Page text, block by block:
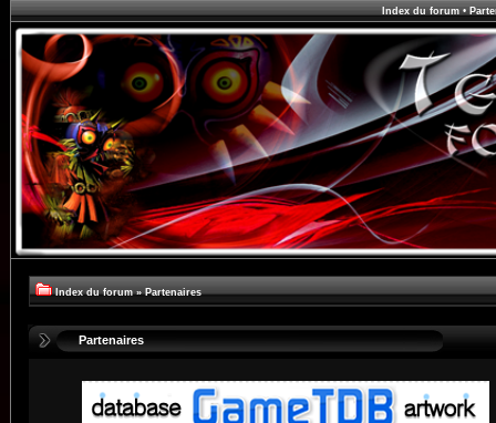
Index du forum•
Index du forum » Partenaires
Partenaires